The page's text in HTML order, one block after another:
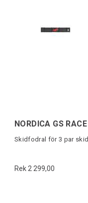
Skidfodral för 3 par
Rek 2 299,00